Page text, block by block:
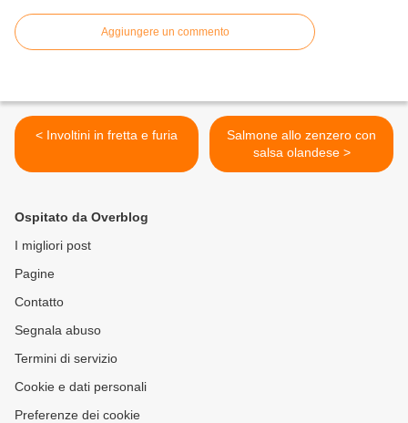
Aggiungere un commento
< Involtini in fretta e furia
Salmone allo zenzero con
salsa olandese >
Ospitato da Overblog
I migliori post
Pagine
Contatto
Segnala abuso
Termini di servizio
Cookie e dati personali
Preferenze dei cookie